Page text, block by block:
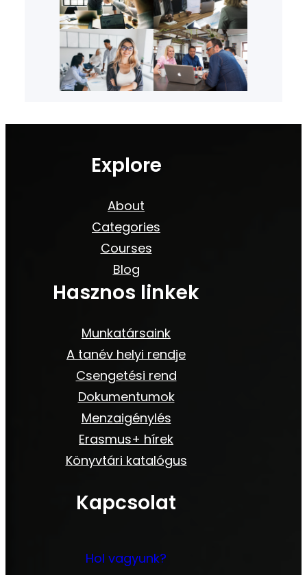
Explore
About
Categories
Courses
Blog
Hasznos linkek
Munkatársaink
A tanév helyi rendje
Csengetési rend
Dokumentumok
Menzaigénylés
Erasmus+ hírek
Könyvtári katalógus
Kapcsolat
Hol vagyunk?